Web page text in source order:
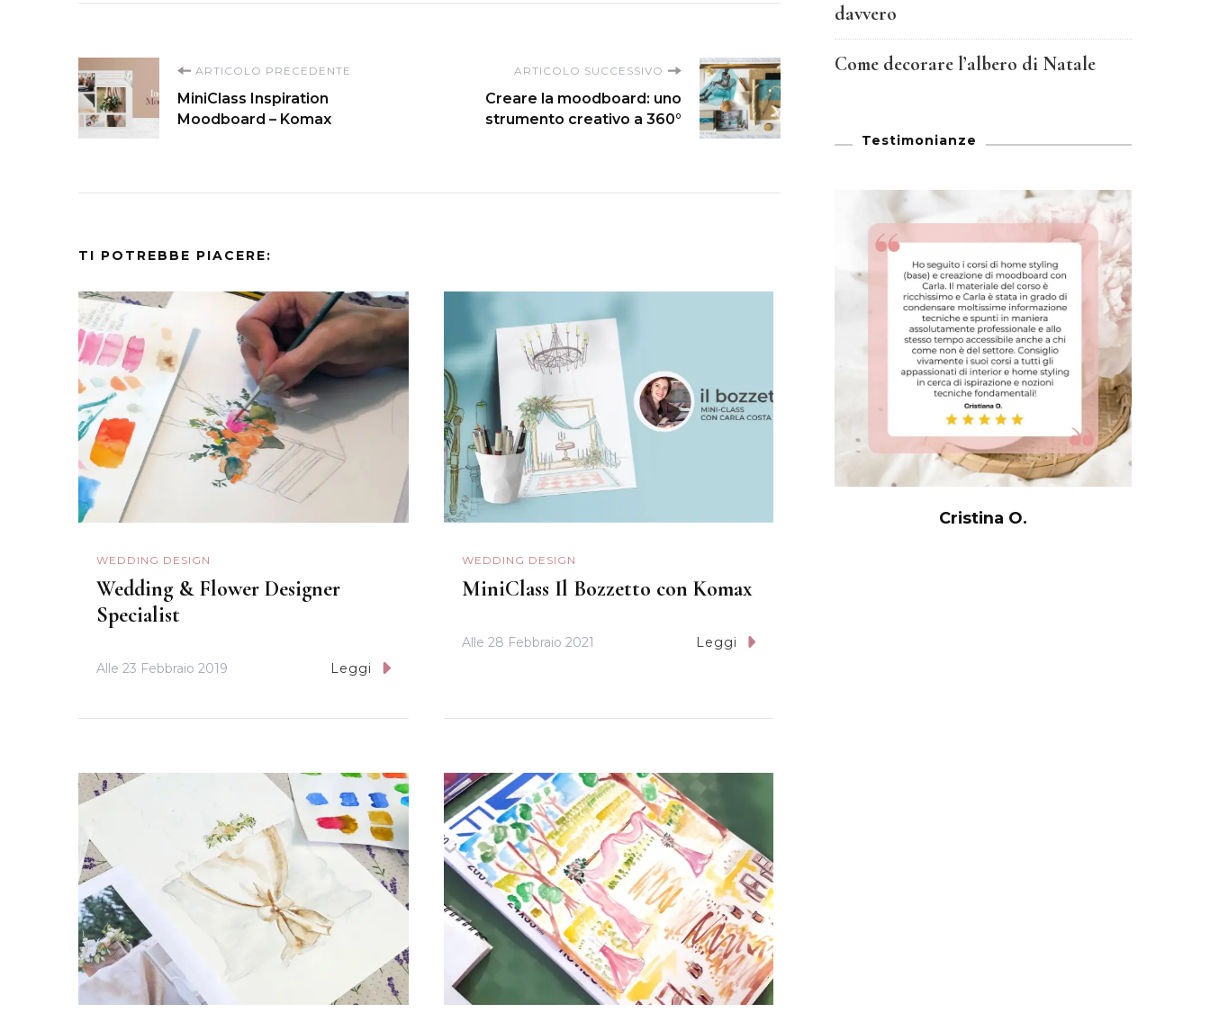
Navigazione
articoli
ARTICOLO PRECEDENTE
MiniClass Inspiration
Moodboard – Komax
ARTICOLO SUCCESSIVO
Creare la moodboard: uno
strumento creativo a 360°
TI POTREBBE PIACERE:
WEDDING DESIGN
Wedding & Flower Designer
Specialist
Alle 23 Febbraio 2019 Leggi
WEDDING DESIGN
MiniClass Il Bozzetto con Komax
Alle 28 Febbraio 2021 Leggi
davvero
Come decorare l’albero di Natale
Testimonianze
Cristina O.